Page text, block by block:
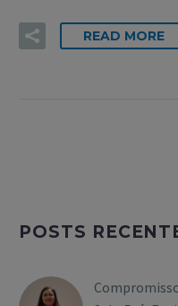
READ MORE
POSTS